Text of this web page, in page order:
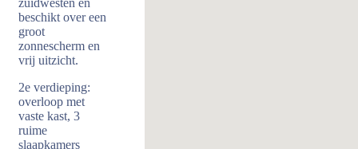
zuidwesten en
beschikt over een
groot
zonnescherm en
vrij uitzicht.
2e verdieping:
overloop met
vaste kast, 3
ruime
slaapkamers